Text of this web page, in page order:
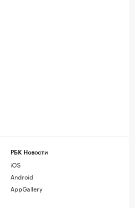
РБК Новости
iOS
Android
AppGallery